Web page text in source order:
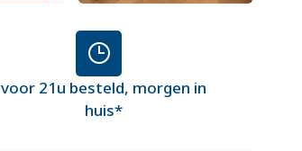
voor 21u besteld, morgen in
huis*